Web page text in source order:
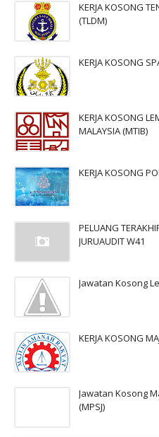
KERJA KOSONG
(TLDM)
KERJA KOSONG
KERJA KOSONG
MALAYSIA (MTIB)
KERJA KOSONG
PELUANG
JURUAUDIT W41
Jawatan Kosong
KERJA KOSONG
Jawatan Kosong
(MPSJ)